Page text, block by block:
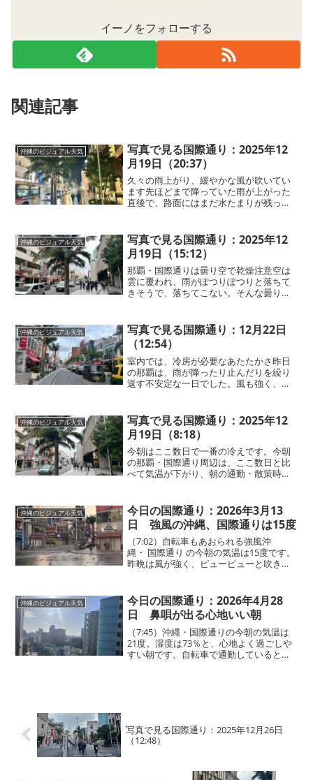
イーノをフォローする
関連記事
沖縄のビジュアル天気
写真で見る国際通り：2025年12
月19日（20:37）
久々の雨上がり、緩やかな風が吹いてい
ます先ほどまで降っていた雨が上がった
直後で、路面にはまだ水たまりが残って
ます。寒さは感じません。明日は一日雨
予報。体感気温は今日と変...
沖縄のビジュアル天気
写真で見る国際通り：2025年12
月19日（15:12）
那覇・国際通りは曇り空で乾燥注意空は
雲に覆われ、雨がぽつりぽつりと落ちて
きそうで、落ちてこない。そんな曇りの
く、手足や体全体の保湿ケアもされてく
ださい！
沖縄のビジュアル天気
写真で見る国際通り：12月22日
（12:54）
室内では、冷房が必要なあたたかさ昨日
の那覇は、雨が降ったり止んだりを繰り
返す不安定な一日でした。風も強く、建
が広がる天気。「寒くなるかも」と思っ
て着てきたニットも、室内...
沖縄のビジュアル天気
写真で見る国際通り：2025年12
月19日（8:18）
今朝はここ数日で一番の冷えです。今朝
の那覇・国際通り周辺は、ここ数日と比
べて気温が下がり、朝の通勤・散策時に
かけませんでした。今日は雨の予報。湿
度変化や風の入り方で急に...
沖縄のビジュアル天気
今日の国際通り：2026年3月13
日 強風の沖縄、国際通りは15度
（7:02）自転車もあおられる強風沖
縄・ 国際通り の今朝の気温は15度です。
昨晩は風が強く、ピューピューと吹き抜
やみ、昨晩に比べると風はやや落ち着い
てきています。それで...
沖縄のビジュアル天気
今日の国際通り：2026年4月28
日 鼻唄が出る心地いい朝
（7:45）沖縄・国際通りの今朝の気温は
21度。湿度は73％と、心地よく過ごしや
すい朝です。自転車で通勤していると、
写真で見る国際通り：2025年12月26日
（12:48）